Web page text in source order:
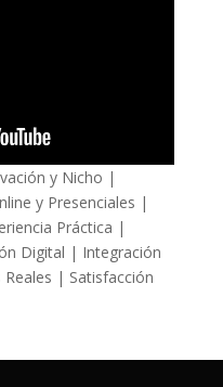
y Nicho |
y Presenciales |
Práctica |
Digital | Integración
| Satisfacción